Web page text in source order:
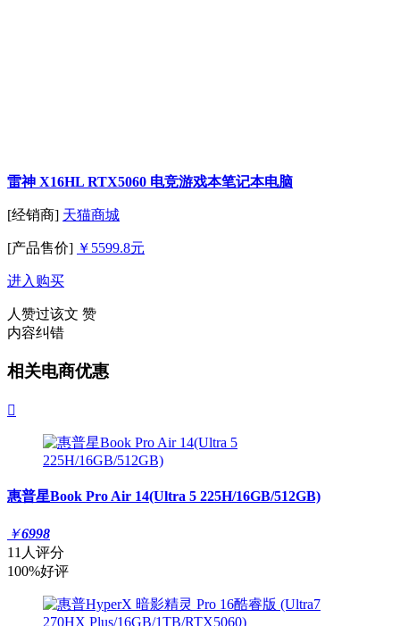
雷神 X16HL RTX5060 电竞游戏本笔记本电脑
[经销商] 天猫商城
[产品售价] ￥5599.8元
进入购买
人赞过该文 赞
内容纠错
相关电商优惠

惠普星Book Pro Air 14(Ultra 5 225H/16GB/512GB)
￥6998
11人评分
100%好评